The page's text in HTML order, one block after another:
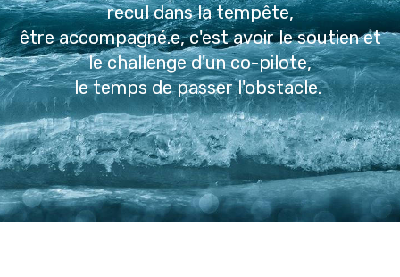
recul dans la tempête,
être accompagné.e, c'est avoir le soutien et
le challenge d'un co-pilote,
le temps de passer l'obstacle.